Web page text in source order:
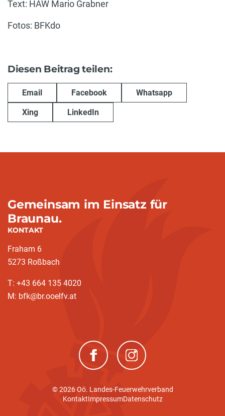
Text: HAW Mario Grabner
Fotos: BFKdo
Diesen Beitrag teilen:
Email Facebook Whatsapp
Xing LinkedIn
Gemeinsam im Einsatz für
Braunau.
KONTAKT
Fraham 6
5273 Roßbach
T: +43 664 135 4020
M: bfk@br.ooelfv.at
(neues Fenster)(neues Fenster)
© 2026 Oö. Landes-Feuerwehrverband
KontaktImpressumDatenschutz